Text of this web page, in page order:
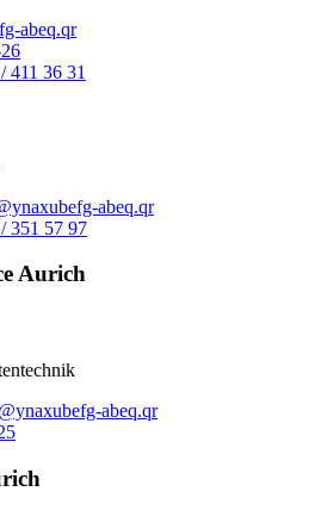
abeq.qr
411 36 31
abeq.qr
351 57 97
Aurich
abeq.qr